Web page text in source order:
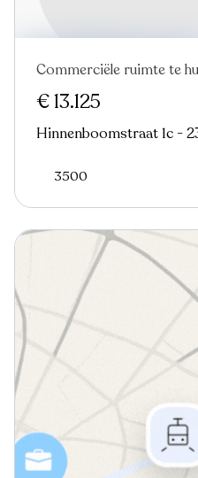
Commerciële ruimte te
€ 13.125
Hinnenboomstraat 1c -
3500